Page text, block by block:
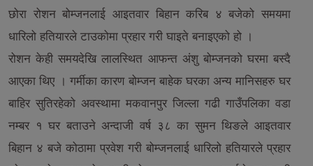
छोरा रोशन बोम्जनलाई आइतवार बिहान करिब ४ बजेको समयमा
धारिलो हतियारले टाउकोमा प्रहार गरी घाइते बनाइएको हो ।
रोशन केही समयदेखि लालस्थित आफन्त अंशु बोम्जनको घरमा बस्दै
आएका थिए । गर्मीका कारण बोम्जन बाहेक घरका अन्य मानिसहरु घर
बाहिर सुतिरहेको अवस्थामा मकवानपुर जिल्ला गढी गाउँपलिका वडा
नम्बर १ घर बताउने अन्दाजी वर्ष ३८ का सुमन थिङले आइतवार
बिहान ४ बजे कोठामा प्रवेश गरी बोम्जनलाई धारिलो हतियारले प्रहार